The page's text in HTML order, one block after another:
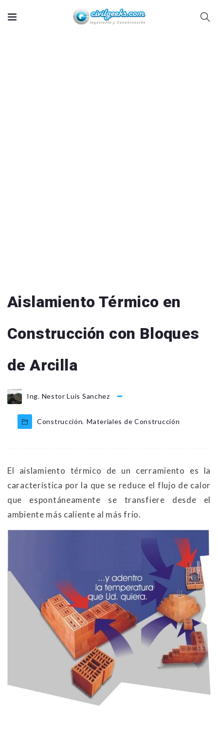
Aislamiento Térmico en
Construcción con Bloques
de Arcilla
Ing. Nestor Luis Sanchez
Construcción, Materiales de Construcción
El aislamiento térmico de un cerramiento es la
característica por la que se reduce el flujo de calor
que espontáneamente se transfiere desde el
ambiente más caliente al más frío.